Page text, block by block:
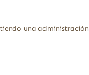
una administración